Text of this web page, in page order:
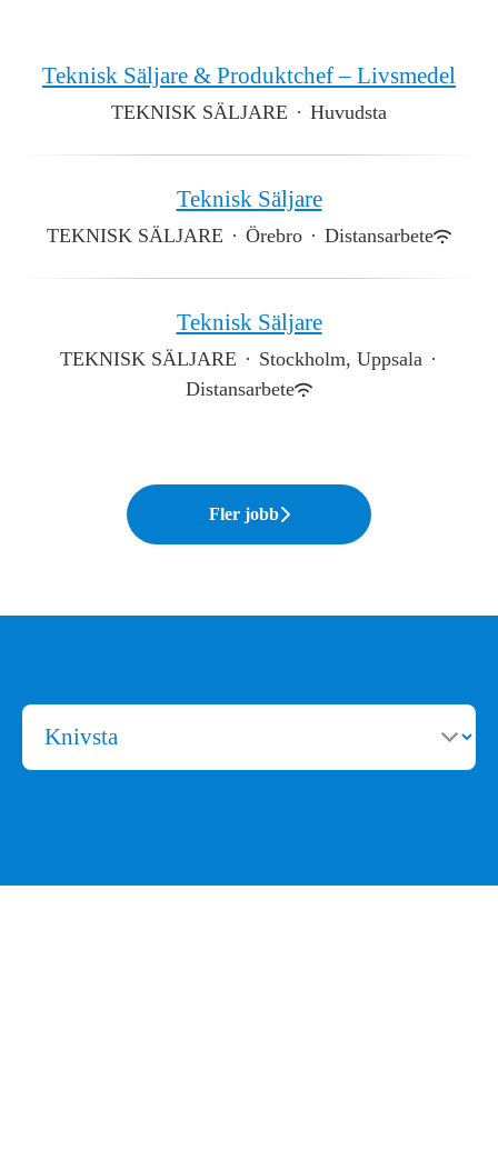
Teknisk Säljare & Produktchef – Livsmedel
TEKNISK SÄLJARE · Huvudsta
Teknisk Säljare
TEKNISK SÄLJARE · Örebro · Distansarbete
Teknisk Säljare
TEKNISK SÄLJARE · Stockholm, Uppsala ·
Distansarbete
Fler jobb